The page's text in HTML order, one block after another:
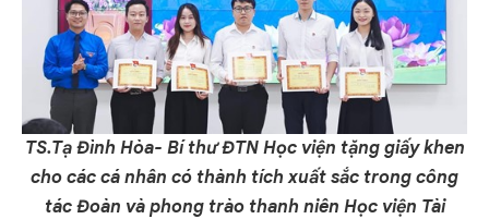
TS.Tạ Đình Hòa- Bí thư ĐTN Học viện tặng giấy khen
cho các cá nhân có thành tích xuất sắc trong công
tác Đoàn và phong trào thanh niên Học viện Tài